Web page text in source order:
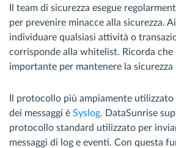
Il team di sicurezza esegue
per prevenire minacce alla sicurezza.
individuare qualsiasi attività o
corrisponde alla whitelist. Ricorda che
importante per mantenere la sicurezza
Il protocollo più ampiamente
dei messaggi è Syslog. DataSunrise
protocollo standard utilizzato per
messaggi di log e eventi. Con questa